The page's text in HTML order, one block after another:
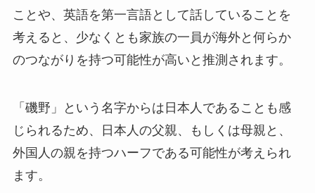
ことや、英語を第一言語として話していることを
考えると、少なくとも家族の一員が海外と何らか
のつながりを持つ可能性が高いと推測されます。
「磯野」という名字からは日本人であることも感
じられるため、日本人の父親、もしくは母親と、
外国人の親を持つハーフである可能性が考えられ
ます。